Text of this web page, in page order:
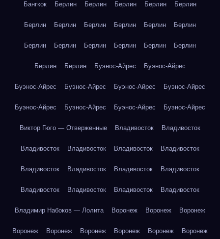
Бангкок Берлин Берлин Берлин Берлин Берлин
Берлин Берлин Берлин Берлин Берлин Берлин
Берлин Берлин Берлин Берлин Берлин Берлин
Берлин Берлин Буэнос-Айрес Буэнос-Айрес
Буэнос-Айрес Буэнос-Айрес Буэнос-Айрес Буэнос-Айрес
Буэнос-Айрес Буэнос-Айрес Буэнос-Айрес Буэнос-Айрес
Виктор Гюго — Отверженные Владивосток Владивосток
Владивосток Владивосток Владивосток Владивосток
Владивосток Владивосток Владивосток Владивосток
Владивосток Владивосток Владивосток Владивосток
Владимир Набоков — Лолита Воронеж Воронеж Воронеж
Воронеж Воронеж Воронеж Воронеж Воронеж Воронеж